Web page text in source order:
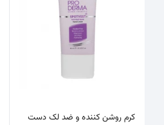
کرم روشن کننده و ضد لک دست